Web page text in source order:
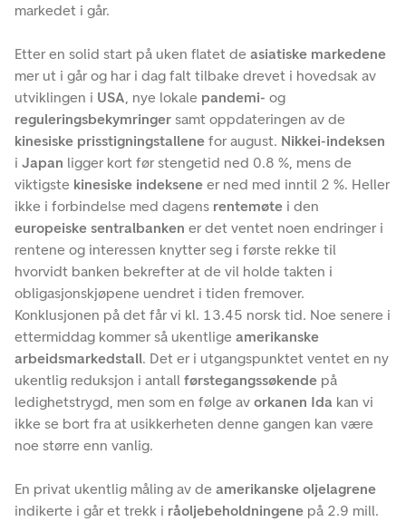
markedet i går.
Etter en solid start på uken flatet de asiatiske markedene
mer ut i går og har i dag falt tilbake drevet i hovedsak av
utviklingen i USA , nye lokale pandemi- og
reguleringsbekymringer samt oppdateringen av de
kinesiske prisstigningstallene for august. Nikkei-indeksen
i Japan ligger kort før stengetid ned 0.8 %, mens de
viktigste kinesiske indeksene er ned med inntil 2 %. Heller
ikke i forbindelse med dagens rentemøte i den
europeiske sentralbanken er det ventet noen endringer i
rentene og interessen knytter seg i første rekke til
hvorvidt banken bekrefter at de vil holde takten i
obligasjonskjøpene uendret i tiden fremover.
Konklusjonen på det får vi kl. 13.45 norsk tid. Noe senere i
ettermiddag kommer så ukentlige amerikanske
arbeidsmarkedstall. Det er i utgangspunktet ventet en ny
ukentlig reduksjon i antall førstegangssøkende på
ledighetstrygd, men som en følge av orkanen Ida kan vi
ikke se bort fra at usikkerheten denne gangen kan være
noe større enn vanlig.
En privat ukentlig måling av de amerikanske oljelagrene
indikerte i går et trekk i råoljebeholdningene på 2.9 mill.